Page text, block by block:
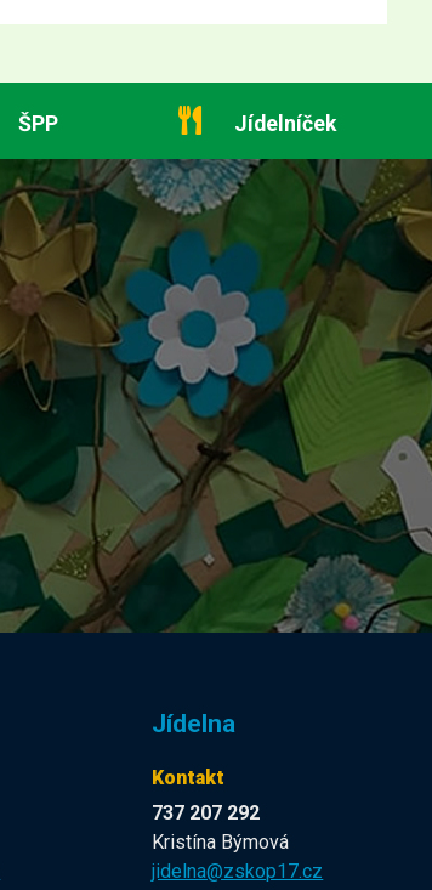
ŠPP Jídelníček
Jídelna
Kontakt
737 207 292
Kristína Býmová
jidelna@zskop17.cz